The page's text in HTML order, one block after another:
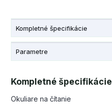
Kompletné špecifikácie
Parametre
Kompletné špecifikácie
Okuliare na čítanie